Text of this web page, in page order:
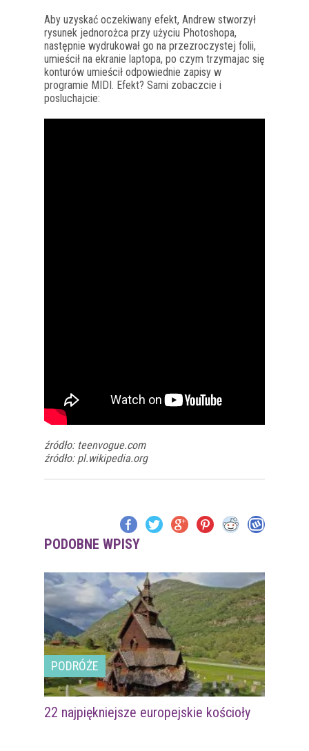
Aby uzyskać oczekiwany efekt, Andrew stworzył
rysunek jednorożca przy użyciu Photoshopa,
następnie wydrukował go na przezroczystej folii,
umieścił na ekranie laptopa, po czym trzymajac się
konturów umieścił odpowiednie zapisy w
programie MIDI. Efekt? Sami zobaczcie i
posluchajcie:
źródło: teenvogue.com
źródło: pl.wikipedia.org
PODOBNE WPISY
PODRÓŻE
22 najpiękniejsze europejskie kościoły